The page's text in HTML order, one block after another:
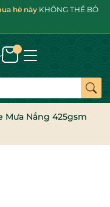
mua hè này KHÔNG THỂ BỎ
Mưa Nắng 425gsm